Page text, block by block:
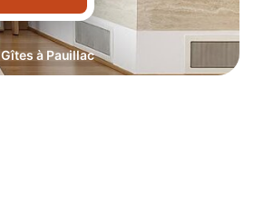
Gîtes à Pauillac